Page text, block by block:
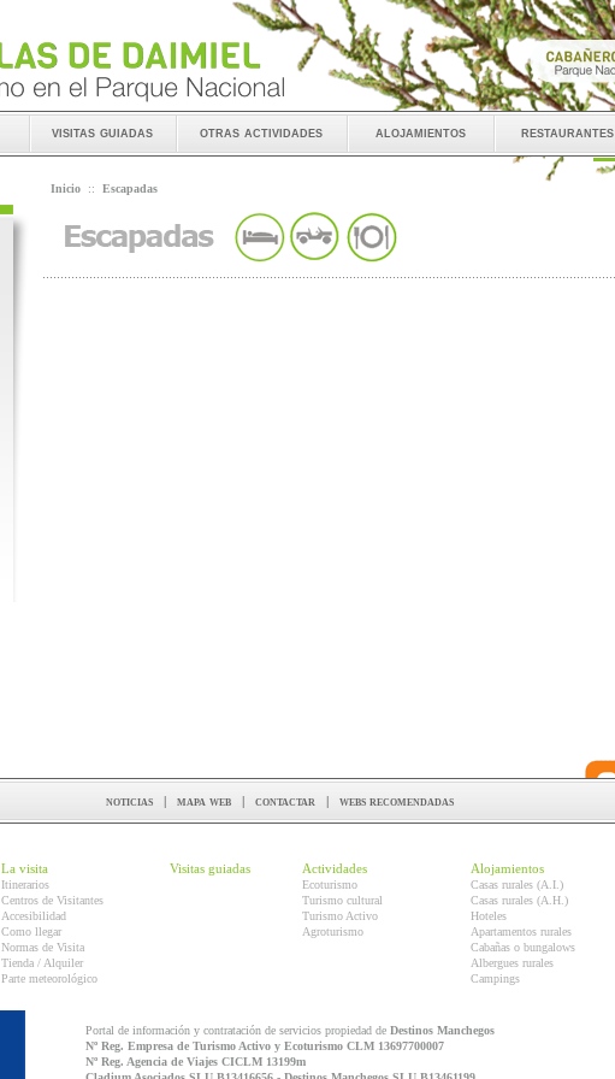
visitas guiadas otras actividades alojamientos restaurantes
Inicio :: Escapadas
noticias | mapa web | contactar | webs recomendadas
La visita
Itinerarios
Centros de Visitantes
Accesibilidad
Como llegar
Normas de Visita
Tienda / Alquiler
Parte meteorológico
Visitas guiadas Actividades
Ecoturismo
Turismo cultural
Turismo Activo
Agroturismo
Alojamientos
Casas rurales (A.I.)
Casas rurales (A.H.)
Hoteles
Apartamentos rurales
Cabañas o bungalows
Albergues rurales
Campings
Portal de información y contratación de servicios propiedad de Destinos Manchegos
Nº Reg. Empresa de Turismo Activo y Ecoturismo CLM 13697700007
Nº Reg. Agencia de Viajes CICLM 13199m